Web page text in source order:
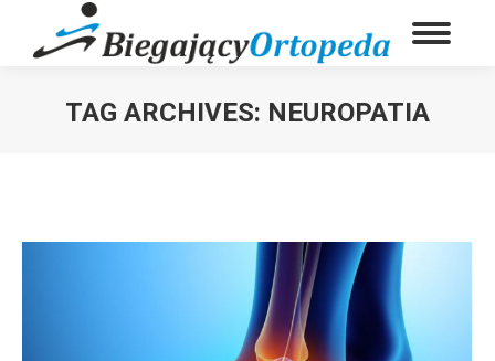
TAG ARCHIVES: NEUROPATIA